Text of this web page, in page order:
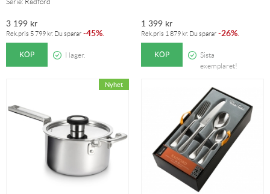
Serie: Radford
3 199 kr
Rek.pris 5 799 kr. Du sparar -45%.
KÖP I lager.
1 399 kr
Rek.pris 1 879 kr. Du sparar -26%.
KÖP
Sista
exemplaret!